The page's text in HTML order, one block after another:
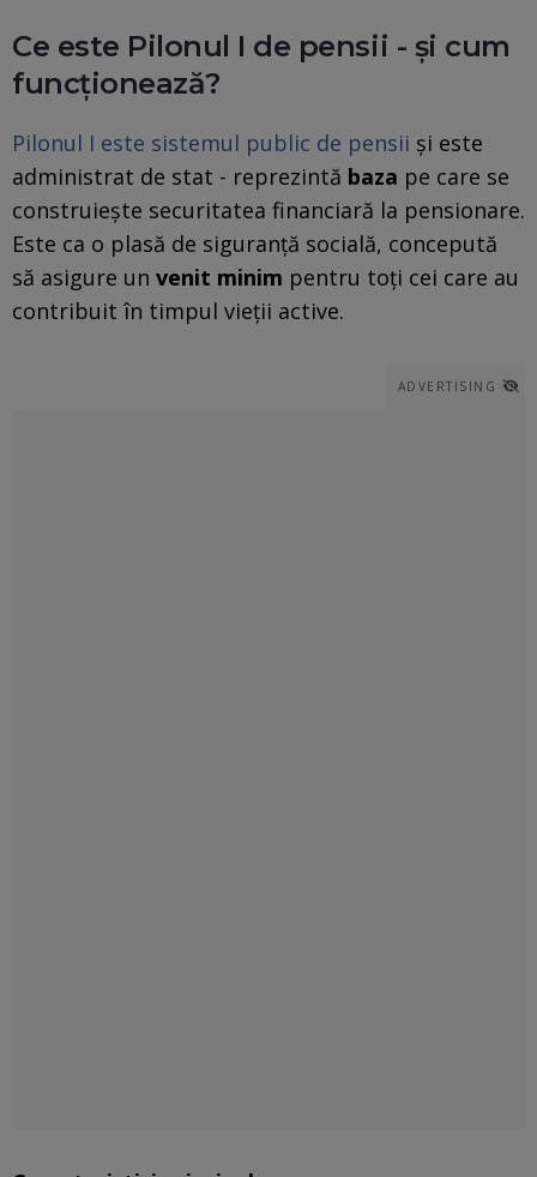
Ce este Pilonul I de pensii - și cum
funcționează?
Pilonul I este sistemul public de pensii și este
administrat de stat - reprezintă baza pe care se
construiește securitatea financiară la pensionare.
Este ca o plasă de siguranță socială, concepută
să asigure un venit minim pentru toți cei care au
contribuit în timpul vieții active.
ADVERTISING